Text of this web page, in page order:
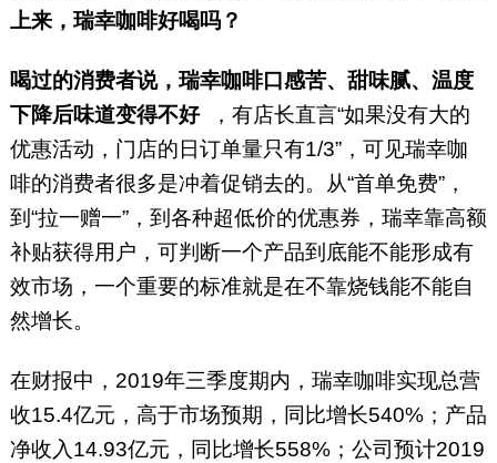
上来，瑞幸咖啡好喝吗？
喝过的消费者说，瑞幸咖啡口感苦、甜味腻、温度
下降后味道变得不好
，有店长直言“如果没有大的
优惠活动，门店的日订单量只有1/3”，可见瑞幸咖
啡的消费者很多是冲着促销去的。从“首单免费”，
到“拉一赠一”，到各种超低价的优惠券，瑞幸靠高额
补贴获得用户，可判断一个产品到底能不能形成有
效市场，一个重要的标准就是在不靠烧钱能不能自
然增长。
在财报中，2019年三季度期内，瑞幸咖啡实现总营
收15.4亿元，高于市场预期，同比增长540%；产品
净收入14.93亿元，同比增长558%；公司预计2019